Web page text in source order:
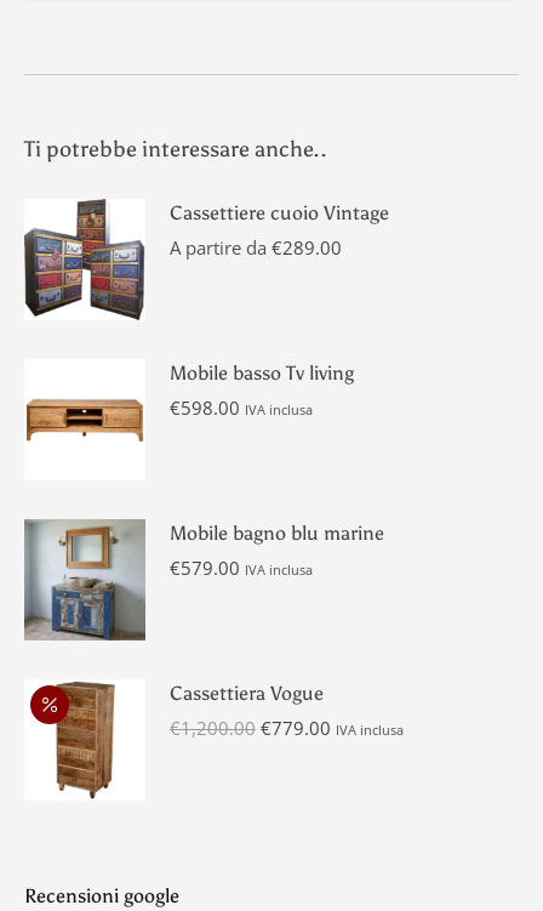
Ti potrebbe interessare anche..
Cassettiere cuoio Vintage
A partire da €289.00
Mobile basso Tv living
€598.00 IVA inclusa
Mobile bagno blu marine
€579.00 IVA inclusa
Cassettiera Vogue
€1,200.00 Il
€779.00 IlIVA inclusa
Recensioni google